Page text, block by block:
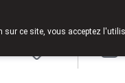
sur ce site, vous acceptez